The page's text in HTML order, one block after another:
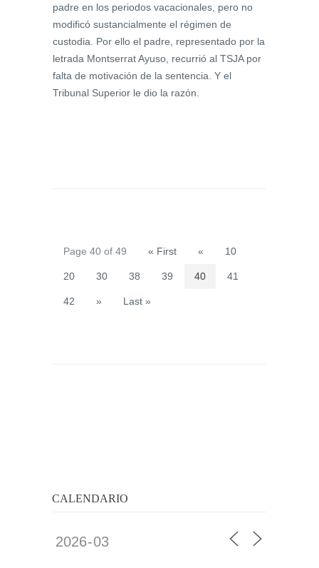
padre en los periodos vacacionales, pero no
modificó sustancialmente el régimen de
custodia. Por ello el padre, representado por la
letrada Montserrat Ayuso, recurrió al TSJA por
falta de motivación de la sentencia. Y el
Tribunal Superior le dio la razón.
Page 40 of 49 « First « 10
20 30 38 39 40 41
42 » Last »
CALENDARIO